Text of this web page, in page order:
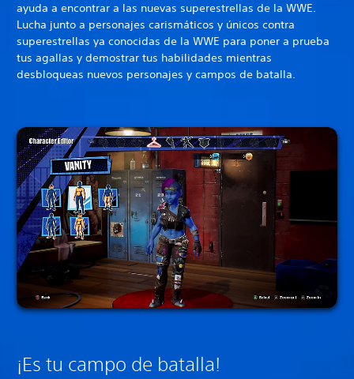
ayuda a encontrar a las nuevas superestrellas de la WWE.
Lucha junto a personajes carismáticos y únicos contra
superestrellas ya conocidas de la WWE para poner a prueba
tus agallas y demostrar tus habilidades mientras
desbloqueas nuevos personajes y campos de batalla.
¡Es tu campo de batalla!